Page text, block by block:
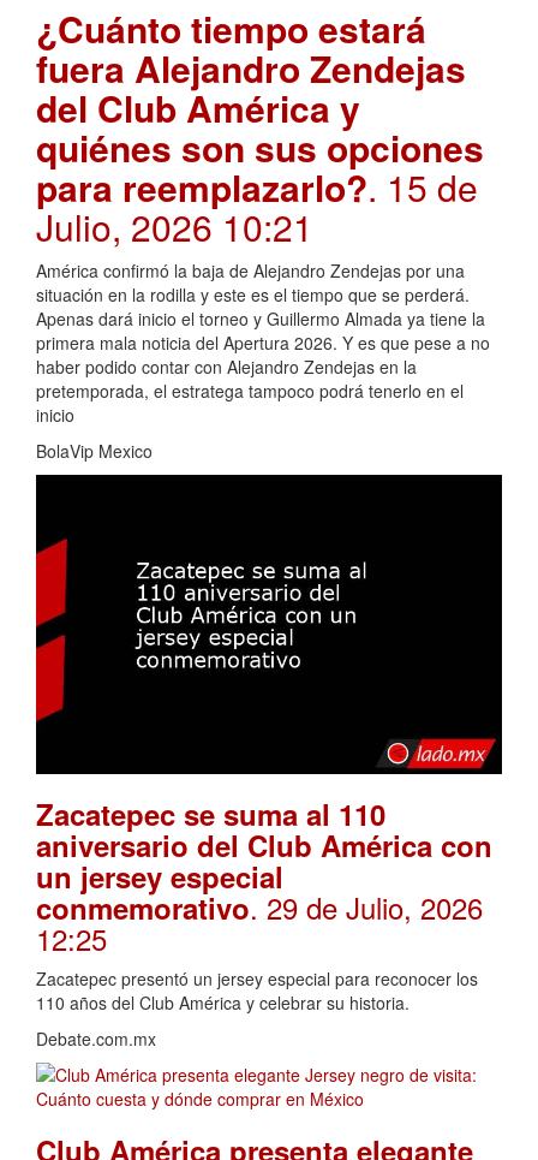
¿Cuánto tiempo estará
fuera Alejandro Zendejas
del Club América y
quiénes son sus opciones
para reemplazarlo?. 15 de
Julio, 2026 10:21
América confirmó la baja de Alejandro Zendejas por una
situación en la rodilla y este es el tiempo que se perderá.
Apenas dará inicio el torneo y Guillermo Almada ya tiene la
primera mala noticia del Apertura 2026. Y es que pese a no
haber podido contar con Alejandro Zendejas en la
pretemporada, el estratega tampoco podrá tenerlo en el
inicio
BolaVip Mexico
Zacatepec se suma al 110
aniversario del Club América con
un jersey especial
conmemorativo. 29 de Julio, 2026
12:25
Zacatepec presentó un jersey especial para reconocer los
110 años del Club América y celebrar su historia.
Debate.com.mx
Club América presenta elegante